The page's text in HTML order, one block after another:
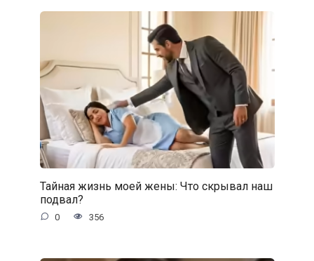
Тайная жизнь моей жены: Что скрывал наш
подвал?
0 356